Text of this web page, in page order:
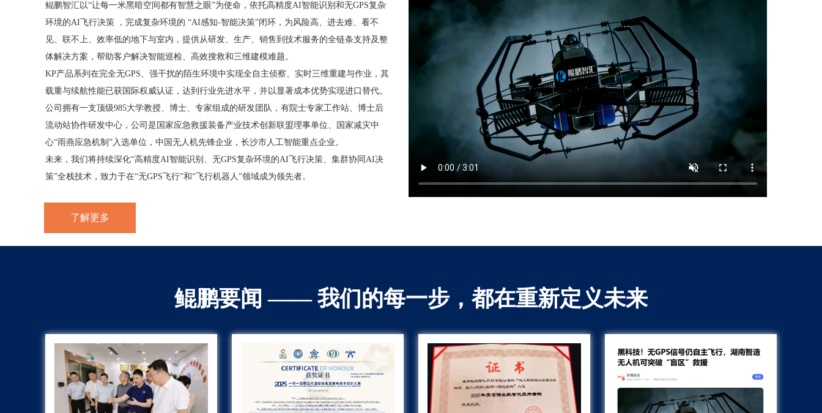
了解更多
鲲鹏智汇以“让每一米黑暗空间都有智慧之眼”为使命，依托高精度AI智能识别和无GPS复杂
环境的AI飞行决策 ，完成复杂环境的 “AI感知-智能决策”闭环，为风险高、进去难、看不
见、联不上、效率低的地下与室内，提供从研发、生产、销售到技术服务的全链条支持及整
体解决方案，帮助客户解决智能巡检、高效搜救和三维建模难题。
KP产品系列在完全无GPS、强干扰的陌生环境中实现全自主侦察、实时三维重建与作业，其
载重与续航性能已获国际权威认证，达到行业先进水平，并以显著成本优势实现进口替代。
公司拥有一支顶级985大学教授、博士、专家组成的研发团队，有院士专家工作站、博士后
流动站协作研发中心，公司是国家应急救援装备产业技术创新联盟理事单位、国家减灾中
心“雨燕应急机制”入选单位，中国无人机先锋企业，长沙市人工智能重点企业。
未来，我们将持续深化“高精度AI智能识别、无GPS复杂环境的AI飞行决策、集群协同AI决
策”全栈技术，致力于在“无GPS飞行”和“飞行机器人”领域成为领先者。
鲲鹏要闻 —— 我们的每一步，都在重新定义未来